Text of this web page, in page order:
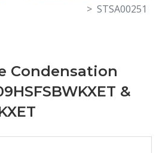
STSA00251
Condensation
&